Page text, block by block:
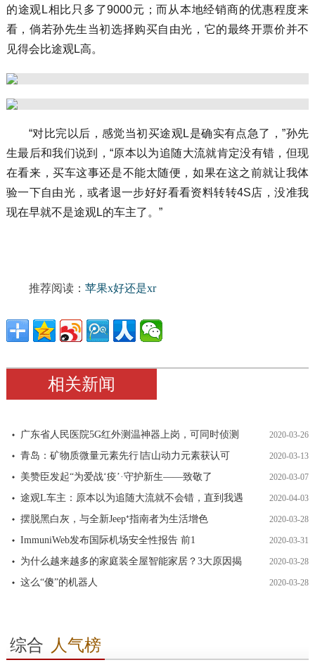
的途观L相比只多了9000元；而从本地经销商的优惠程度来
看，倘若孙先生当初选择购买自由光，它的最终开票价并不
见得会比途观L高。
“对比完以后，感觉当初买途观L是确实有点急了，”孙先
生最后和我们说到，“原本以为追随大流就肯定没有错，但现
在看来，买车这事还是不能太随便，如果在这之前就让我体
验一下自由光，或者退一步好好看看资料转转4S店，没准我
现在早就不是途观L的车主了。”
推荐阅读： 苹果x好还是xr
相关新闻
广东省人民医院5G红外测温神器上岗，可同时侦测 2020-03-26
青岛：矿物质微量元素先行∣吉山动力元素获认可 2020-03-13
美赞臣发起“为爱战‘疫’·守护新生——致敬了 2020-03-07
途观L车主：原本以为追随大流就不会错，直到我遇 2020-04-03
摆脱黑白灰，与全新Jeep⁺指南者为生活增色 2020-03-28
ImmuniWeb发布国际机场安全性报告 前1 2020-03-31
为什么越来越多的家庭装全屋智能家居？3大原因揭 2020-03-28
这么“傻”的机器人 2020-03-28
综合 人气榜